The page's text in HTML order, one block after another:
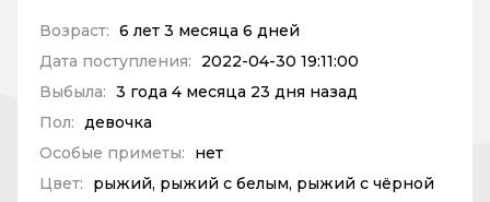
Возраст: 6 лет 3 месяца 6 дней
Дата поступления:
2022-04-30 19:11:00
Выбыла: 3 года 4 месяца 23 дня назад
Пол: девочка
Особые приметы:
нет
Цвет:
рыжий, рыжий с белым, рыжий с чёрной